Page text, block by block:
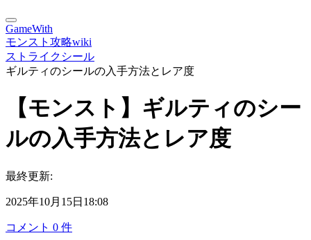
GameWith
モンスト攻略wiki
ストライクシール
ギルティのシールの入手方法とレア度
【モンスト】ギルティのシー
ルの入手方法とレア度
最終更新:
2025年10月15日18:08
コメント 0 件